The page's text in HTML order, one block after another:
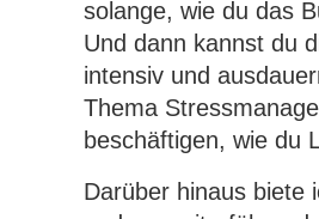
solange, wie du das
Und dann kannst du
intensiv und
Thema
beschäftigen, wie du
Darüber hinaus biete